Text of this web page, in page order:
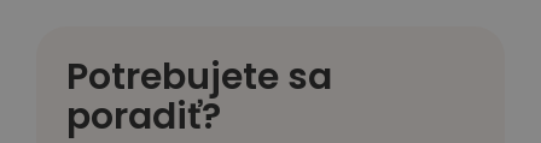
Potrebujete sa
poradiť?